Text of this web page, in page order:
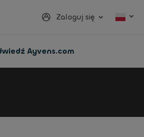
Zaloguj się
Ayvens.com